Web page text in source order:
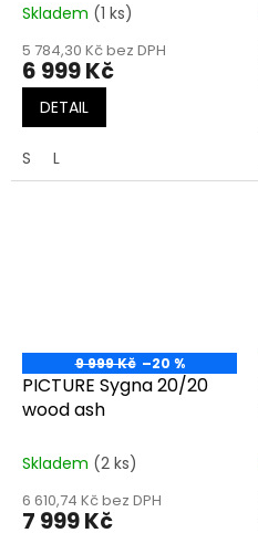
Skladem (1 ks)
5 784,30 Kč bez DPH
6 999 Kč
DETAIL
S L
9 999 Kč –20 %
PICTURE Sygna 20/20
wood ash
Skladem (2 ks)
6 610,74 Kč bez DPH
7 999 Kč